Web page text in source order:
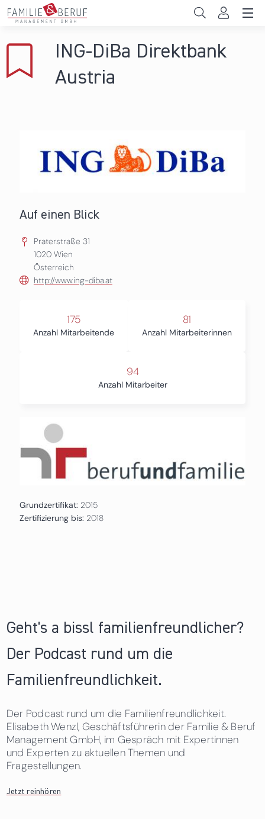
Direkt zum Inhalt
Gemeinden
Das sind wir
News & Events
ING-DiBa Direktbank
Austria
Auf einen Blick
Praterstraße 31
1020 Wien
Österreich
http://www.ing-diba.at
175
Anzahl Mitarbeitende
81
Anzahl Mitarbeiterinnen
94
Anzahl Mitarbeiter
Grundzertifikat: 2015
Zertifizierung bis: 2018
Geht's a bissl familienfreundlicher?
Der Podcast rund um die
Familienfreundlichkeit.
Der Podcast rund um die Familienfreundlichkeit.
Elisabeth Wenzl, Geschäftsführerin der Familie & Beruf
Management GmbH, im Gespräch mit Expertinnen
und Experten zu aktuellen Themen und
Fragestellungen.
Jetzt reinhören